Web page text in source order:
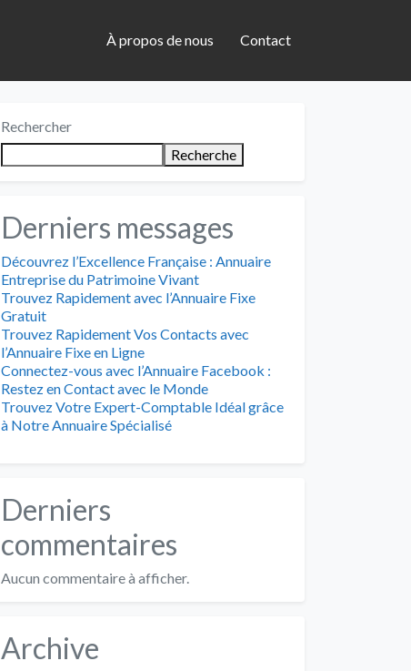
À propos de nous Contact
Rechercher
Recherche
Derniers messages
Découvrez l’Excellence Française : Annuaire
Entreprise du Patrimoine Vivant
Trouvez Rapidement avec l’Annuaire Fixe
Gratuit
Trouvez Rapidement Vos Contacts avec
l’Annuaire Fixe en Ligne
Connectez-vous avec l’Annuaire Facebook :
Restez en Contact avec le Monde
Trouvez Votre Expert-Comptable Idéal grâce
à Notre Annuaire Spécialisé
Derniers
commentaires
Aucun commentaire à afficher.
Archive